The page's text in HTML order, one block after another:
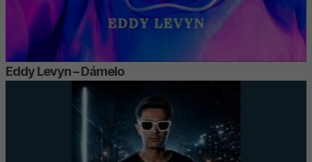
Eddy Levyn – Dámelo